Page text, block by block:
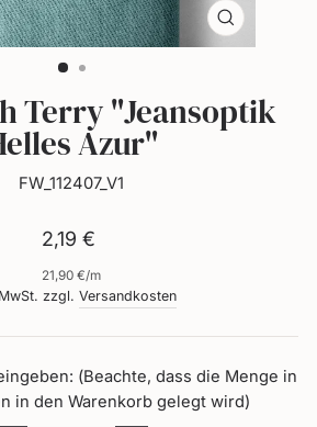
Schließen
(Esc)
Terry "Jeansoptik
Azur"
FW_112407_V1
Normaler
2,19 €
21,90 €/m
zzgl. Versandkosten
(Beachte, dass die Menge in
in den Warenkorb gelegt wird)